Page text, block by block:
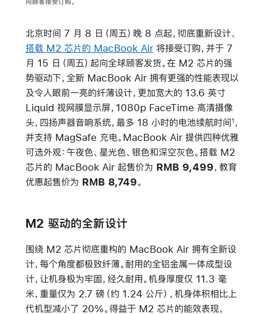
向顾客接受订购。
北京时间 7 月 8 日（周五）晚 8 点起，彻底重新设计、
搭载 M2 芯片的 MacBook Air将接受订购，并于 7
月 15 日（周五）起向全球顾客发货。在 M2 芯片的强
势驱动下，全新 MacBook Air 拥有更强的性能表现以
及令人眼前一亮的纤薄设计，更加宽大的 13.6 英寸
Liquid 视网膜显示屏，1080p FaceTime 高清摄像
头，四扬声器音响系统，最多 18 小时的电池续航时间1 ，
并支持 MagSafe 充电。MacBook Air 提供四种优雅
可选外观：午夜色、星光色、银色和深空灰色。搭载 M2
芯片的 MacBook Air 起售价为 RMB 9,499，教育
优惠起售价为 RMB 8,749。
M2 驱动的全新设计
围绕 M2 芯片彻底重构的 MacBook Air 拥有全新设
计，每个角度都极致纤薄。耐用的全铝金属一体成型设
计，让机身极为牢固，经久耐用。机身厚度仅 11.3 毫
米，重量仅为 2.7 磅（约 1.24 公斤），机身体积相比上
代机型减小了 20%。得益于 M2 芯片的能效表现，